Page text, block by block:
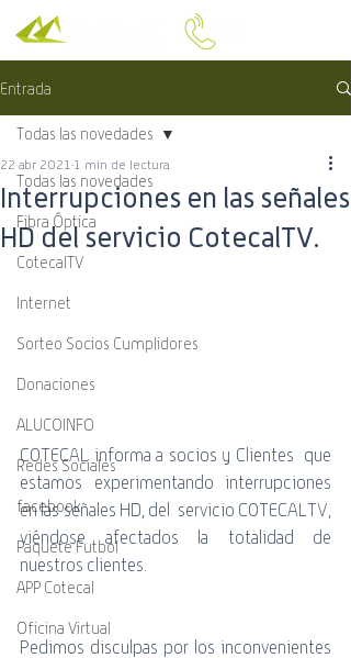
Entrada
Todas las novedades
Fibra Óptica
CotecalTV
Internet
Sorteo Socios Cumplidores
Donaciones
ALUCOINFO
Redes Sociales
facebook
Paquete Futbol
APP Cotecal
Oficina Virtual
Todas las novedades
Interrupciones en las señales
HD del servicio CotecalTV.
22 abr 2021 1 min de lectura
COTECAL informa a socios y Clientes  que
estamos experimentando interrupciones
en las señales HD, del  servicio COTECALTV,
viéndose afectados la totalidad de
nuestros clientes.
Pedimos disculpas por los inconvenientes